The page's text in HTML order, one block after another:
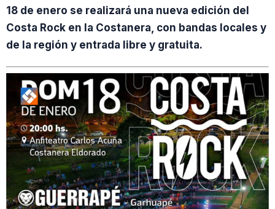
18 de enero se realizará una nueva edición del
Costa Rock en la Costanera, con bandas locales y
de la región y entrada libre y gratuita.